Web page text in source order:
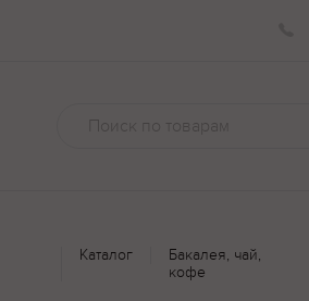
Каталог
Бакалея, чай,
кофе